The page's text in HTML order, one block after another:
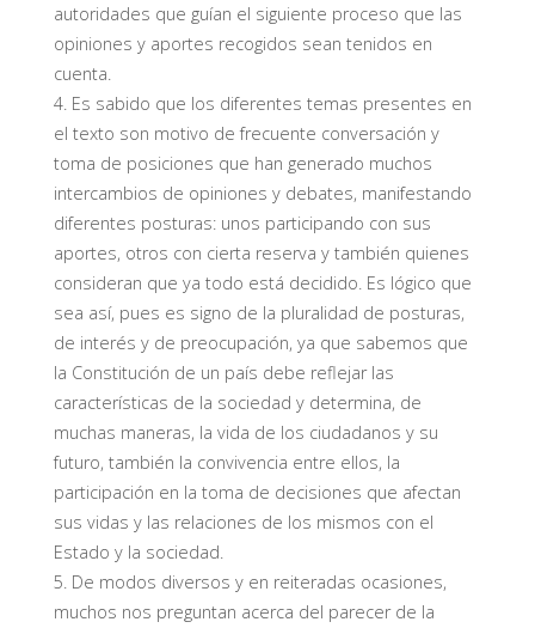
autoridades que guían el siguiente proceso que las
opiniones y aportes recogidos sean tenidos en
cuenta.
4. Es sabido que los diferentes temas presentes en
el texto son motivo de frecuente conversación y
toma de posiciones que han generado muchos
intercambios de opiniones y debates, manifestando
diferentes posturas: unos participando con sus
aportes, otros con cierta reserva y también quienes
consideran que ya todo está decidido. Es lógico que
sea así, pues es signo de la pluralidad de posturas,
de interés y de preocupación, ya que sabemos que
la Constitución de un país debe reflejar las
características de la sociedad y determina, de
muchas maneras, la vida de los ciudadanos y su
futuro, también la convivencia entre ellos, la
participación en la toma de decisiones que afectan
sus vidas y las relaciones de los mismos con el
Estado y la sociedad.
5. De modos diversos y en reiteradas ocasiones,
muchos nos preguntan acerca del parecer de la